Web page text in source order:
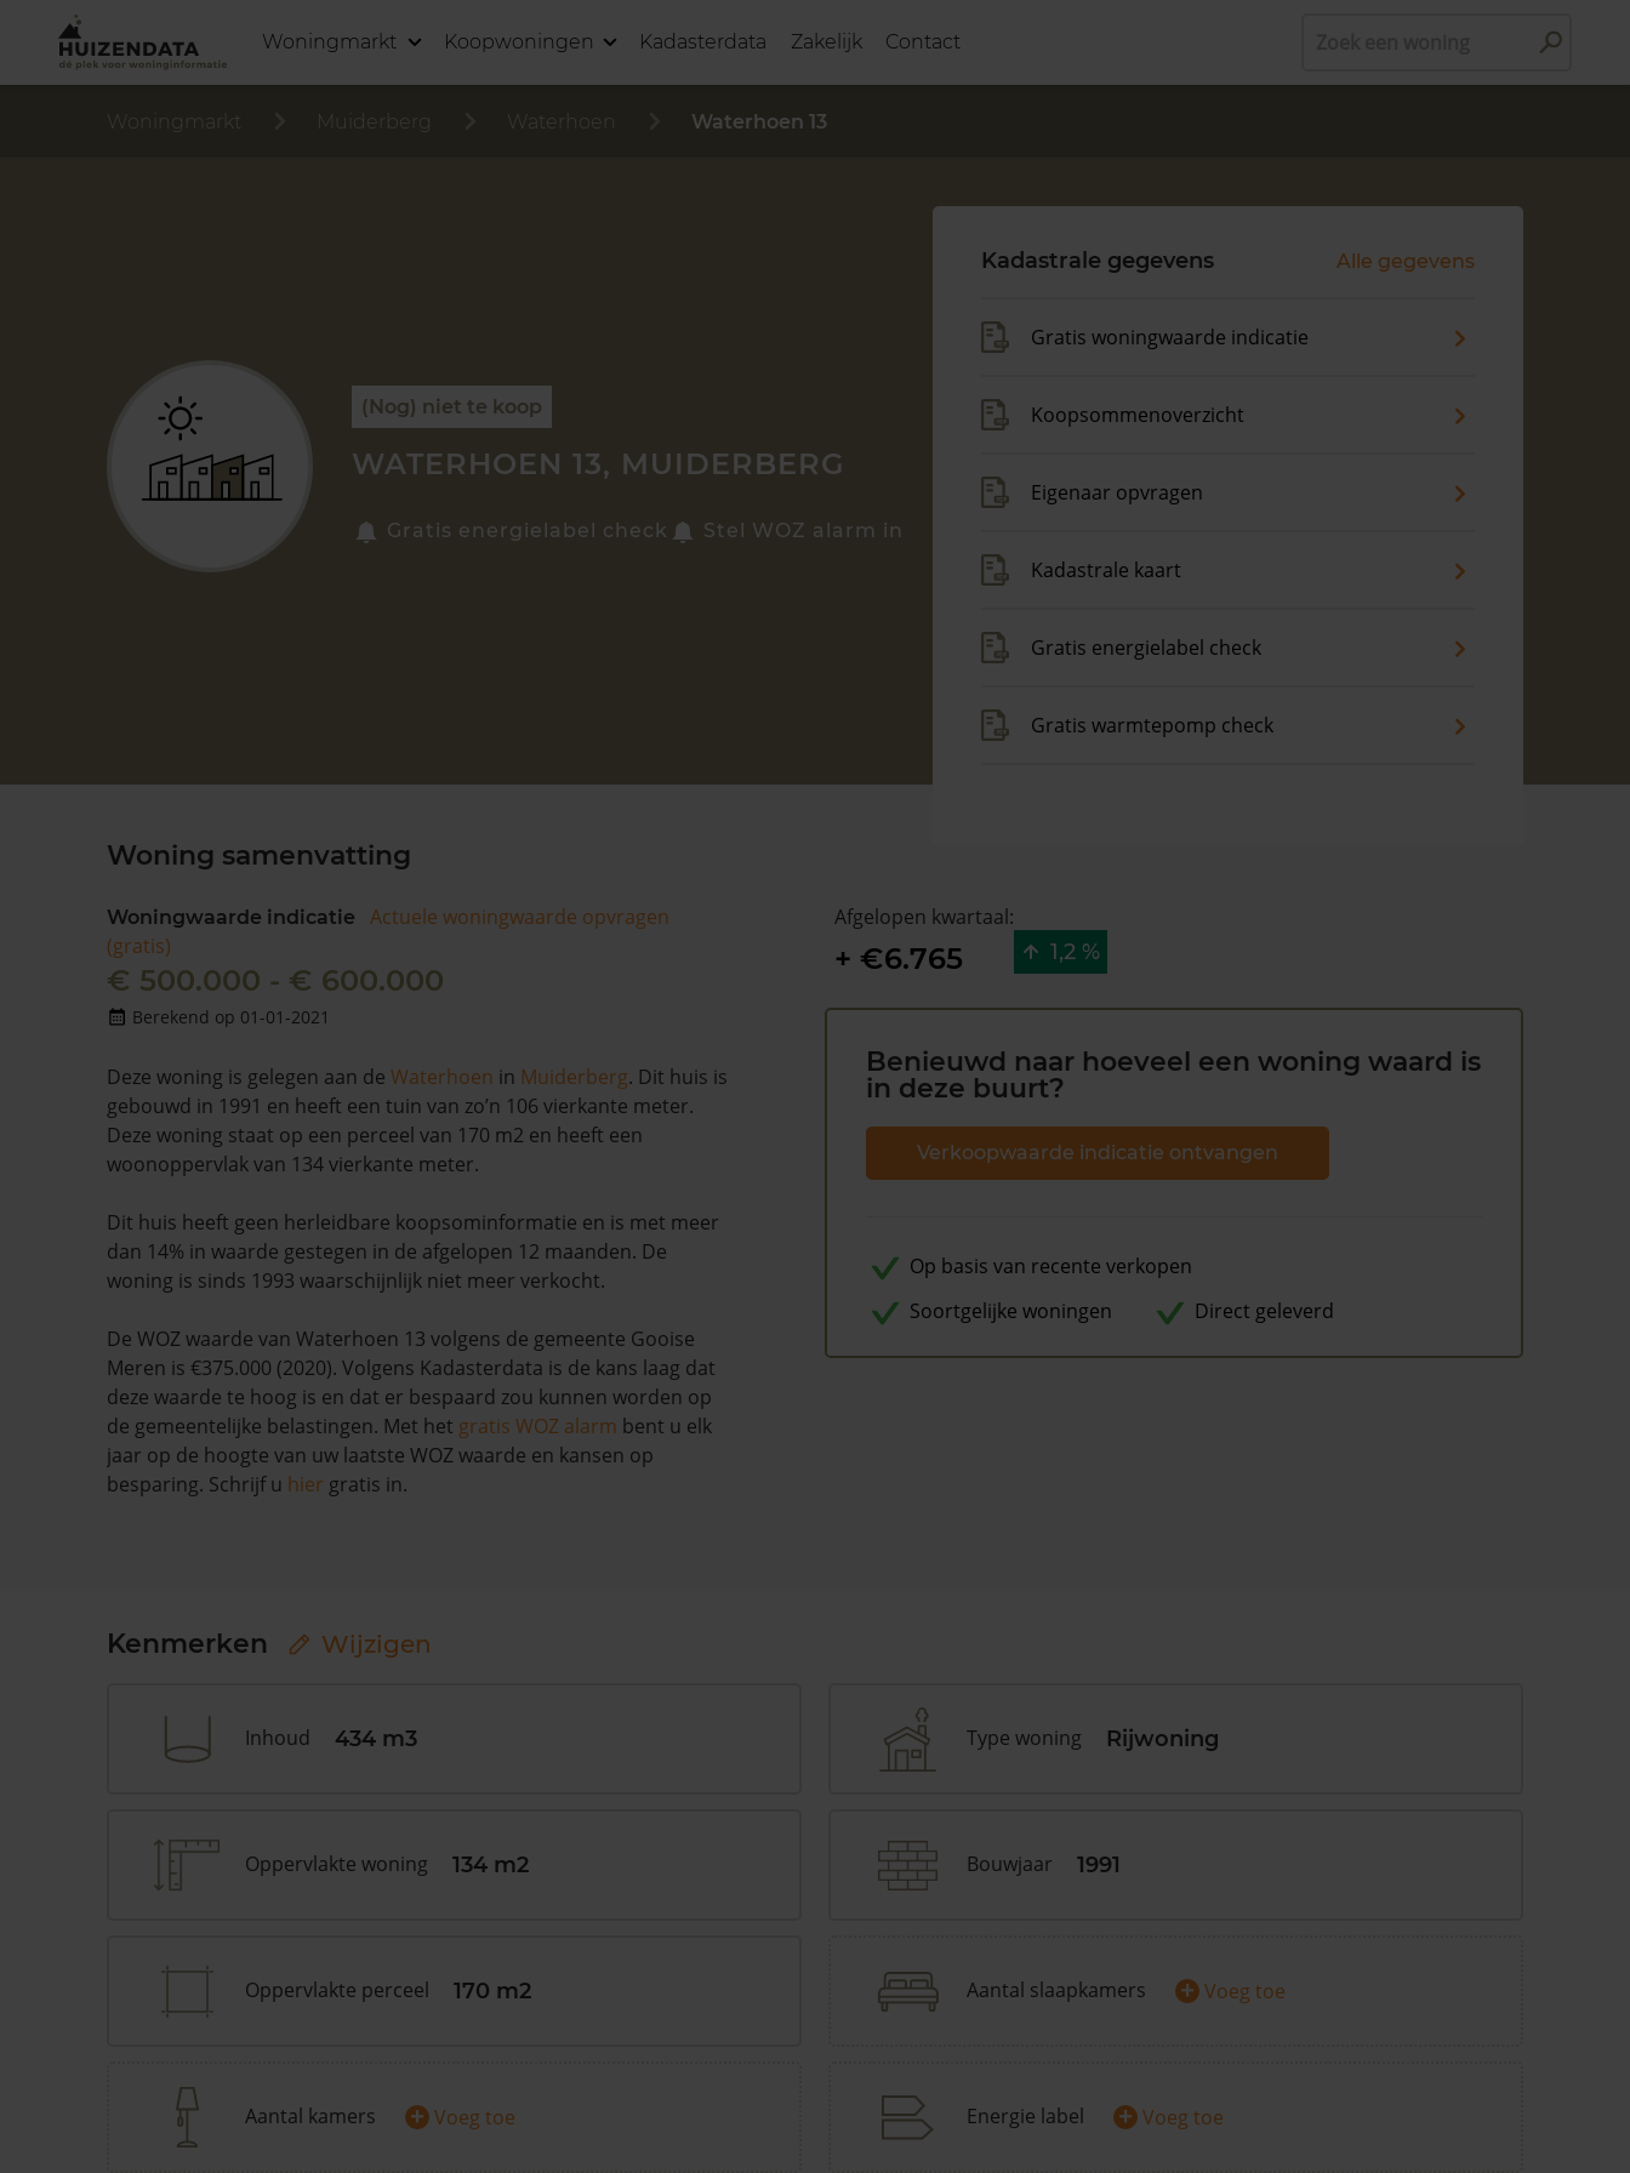
Woningmarkt Koopwoningen Kadasterdata Zakelijk Contact
Woningmarkt Muiderberg Waterhoen Waterhoen 13
(Nog) niet te koop
WATERHOEN 13, MUIDERBERG
Gratis energielabel check Stel WOZ alarm in
Kadastrale gegevens Alle gegevens
Gratis woningwaarde indicatie
Koopsommenoverzicht
Eigenaar opvragen
Kadastrale kaart
Gratis energielabel check
Gratis warmtepomp check
Woning samenvatting
Woningwaarde indicatie
Actuele woningwaarde opvragen
(gratis)
€ 500.000 - € 600.000
Berekend op 01-01-2021
Deze woning is gelegen aan de Waterhoen in Muiderberg. Dit huis is
gebouwd in 1991 en heeft een tuin van zo’n 106 vierkante meter.
Deze woning staat op een perceel van 170 m2 en heeft een
woonoppervlak van 134 vierkante meter.
Dit huis heeft geen herleidbare koopsominformatie en is met meer
dan 14% in waarde gestegen in de afgelopen 12 maanden. De
woning is sinds 1993 waarschijnlijk niet meer verkocht.
De WOZ waarde van Waterhoen 13 volgens de gemeente Gooise
Meren is €375.000 (2020). Volgens Kadasterdata is de kans laag dat
deze waarde te hoog is en dat er bespaard zou kunnen worden op
de gemeentelijke belastingen. Met het gratis WOZ alarm bent u elk
jaar op de hoogte van uw laatste WOZ waarde en kansen op
besparing. Schrijf u hier gratis in.
Afgelopen kwartaal:
+ €6.765 1,2 %
Benieuwd naar hoeveel een woning waard is
in deze buurt?
Verkoopwaarde indicatie ontvangen
Op basis van recente verkopen
Soortgelijke woningen
Direct geleverd
Kenmerken Wijzigen
Inhoud 434 m3 Type woning Rijwoning
Oppervlakte woning 134 m2 Bouwjaar 1991
Oppervlakte perceel 170 m2 Aantal slaapkamers + Voeg toe
Aantal kamers + Voeg toe Energie label + Voeg toe